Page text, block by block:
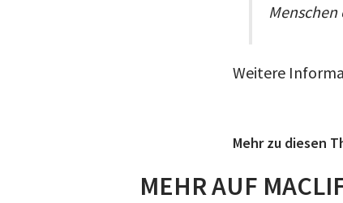
Weitere
Mehr zu diesen
MEHR AUF